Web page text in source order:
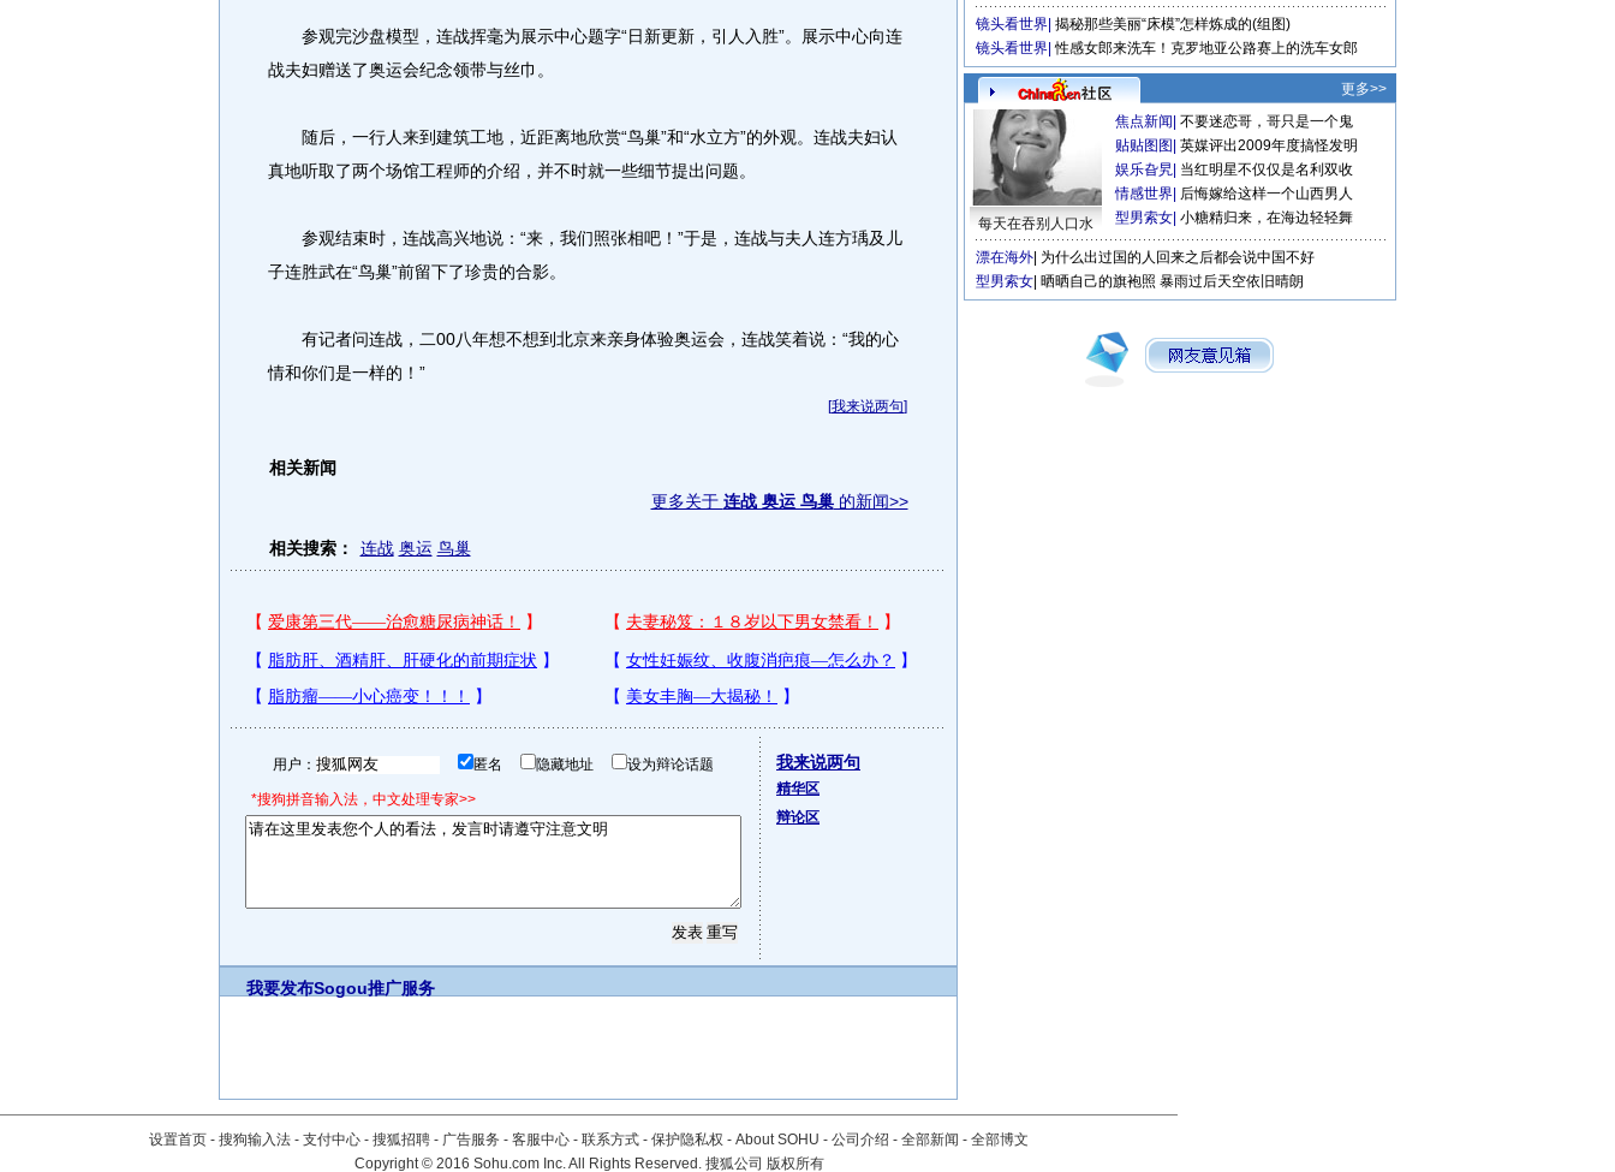
参观完沙盘模型，连战挥毫为展示中心题字“日新更新，引人入胜”。展示中心向连
战夫妇赠送了奥运会纪念领带与丝巾。
随后，一行人来到建筑工地，近距离地欣赏“鸟巢”和“水立方”的外观。连战夫妇认
真地听取了两个场馆工程师的介绍，并不时就一些细节提出问题。
参观结束时，连战高兴地说：“来，我们照张相吧！”于是，连战与夫人连方瑀及儿
子连胜武在“鸟巢”前留下了珍贵的合影。
有记者问连战，二00八年想不想到北京来亲身体验奥运会，连战笑着说：“我的心
情和你们是一样的！”
[我来说两句]
相关新闻
更多关于 连战 奥运 鸟巢的新闻>>
相关搜索： 连战 奥运 鸟巢
用户： 匿名 隐藏地址 设为辩论话题
*搜狗拼音输入法，中文处理专家>>
我来说两句
精华区
辩论区
我要发布Sogou推广服务
镜头看世界 揭秘那些美丽“床模”怎样炼成的(组图)
镜头看世界 性感女郎来洗车！克罗地亚公路赛上的洗车女郎
更多>>
每天在吞别人口水
焦点新闻 不要迷恋哥，哥只是一个鬼
贴贴图图 英媒评出2009年度搞怪发明
娱乐旮旯 当红明星不仅仅是名利双收
情感世界 后悔嫁给这样一个山西男人
型男索女 小糖精归来，在海边轻轻舞
漂在海外 为什么出过国的人回来之后都会说中国不好
型男索女 晒晒自己的旗袍照 暴雨过后天空依旧晴朗
设置首页 - 搜狗输入法 - 支付中心 - 搜狐招聘 - 广告服务 - 客服中心 - 联系方式 - 保护隐私权 - About SOHU - 公司介绍 - 全部新闻 - 全部博文
Copyright©2016 Sohu.com Inc. All Rights Reserved. 搜狐公司 版权所有